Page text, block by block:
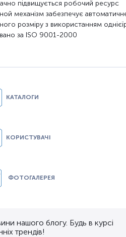
підвищується робочий ресурс
механізм забезпечує
розміру з використанням
за ISO 9001-2000
КАТАЛОГИ
КОРИСТУВАЧІ
ФОТОГАЛЕРЕЯ
нашого блогу. Будь в курсі
трендів!